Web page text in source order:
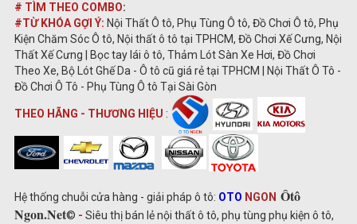
# TÌM THEO COMBO:
#TỪ KHÓA GỢI Ý: Nội Thất Ô tô, Phụ Tùng Ô tô, Đồ Chơi Ô tô, Phụ
Kiện Chăm Sóc Ô tô, Nội thất ô tô tại TPHCM, Đồ Chơi Xế Cưng, Nội
Thất Xế Cưng | Bọc tay lái ô tô, Thảm Lót Sàn Xe Hơi, Đồ Chơi
Theo Xe, Bộ Lót Ghế Da - Ô tô cũ giá rẻ tại TPHCM | Nội Thất Ô Tô -
Đồ Chơi Ô Tô - Phụ Tùng Ô tô Tại Sài Gòn
THEO HÃNG - THƯƠNG HIỆU :
Hệ thống chuỗi cửa hàng - giải pháp ô tô: OTO NGON Ôtô
Ngon.Net© - Siêu thị bán lẻ nội thất ô tô, phụ tùng phụ kiện ô tô,